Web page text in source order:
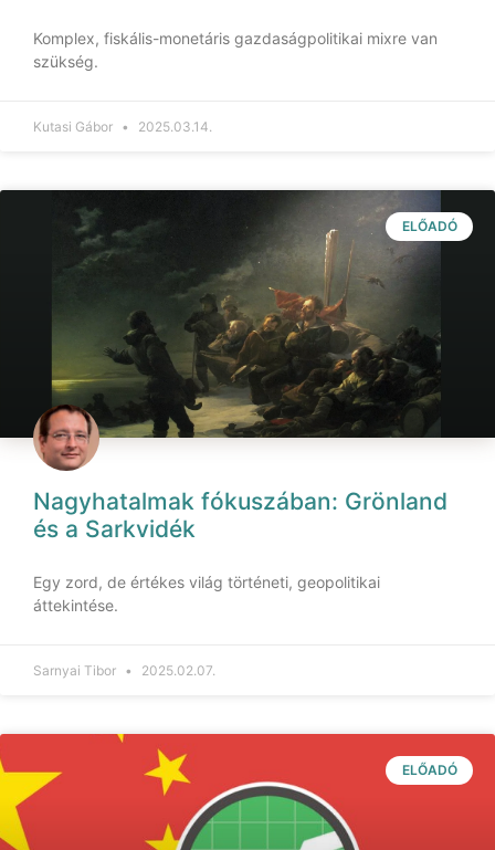
Komplex, fiskális-monetáris gazdaságpolitikai mixre van
szükség.
Kutasi Gábor 2025.03.14.
ELŐADÓ
Nagyhatalmak fókuszában: Grönland
és a Sarkvidék
Egy zord, de értékes világ történeti, geopolitikai
áttekintése.
Sarnyai Tibor 2025.02.07.
ELŐADÓ